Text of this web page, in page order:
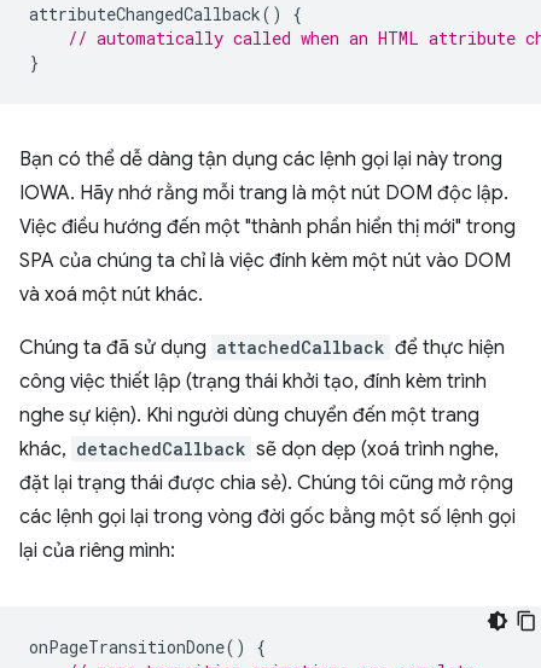
attributeChangedCallback()
{
// automatically called when an HTML attribute
}
Bạn có thể dễ dàng tận dụng các lệnh gọi lại này trong
IOWA. Hãy nhớ rằng mỗi trang là một nút DOM độc lập.
Việc điều hướng đến một "thành phần hiển thị mới" trong
SPA của chúng ta chỉ là việc đính kèm một nút vào DOM
và xoá một nút khác.
Chúng ta đã sử dụng attachedCallback để thực hiện
công việc thiết lập (trạng thái khởi tạo, đính kèm trình
nghe sự kiện). Khi người dùng chuyển đến một trang
khác, detachedCallback sẽ dọn dẹp (xoá trình nghe,
đặt lại trạng thái được chia sẻ). Chúng tôi cũng mở rộng
các lệnh gọi lại trong vòng đời gốc bằng một số lệnh gọi
lại của riêng mình:
onPageTransitionDone()
{